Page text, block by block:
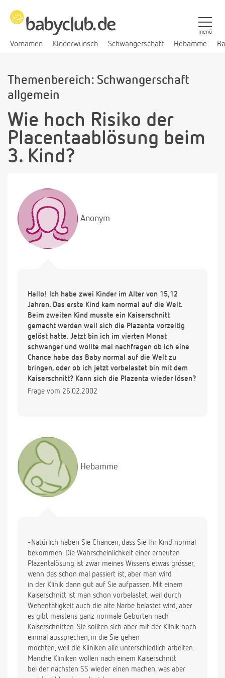
Vornamen Kinderwunsch Schwangerschaft Hebamme
menü
Themenbereich: Schwangerschaft
allgemein
Wie hoch Risiko der
Placentaablösung beim
3. Kind?
Anonym
Hallo! Ich habe zwei Kinder im Alter von 15,12
Jahren. Das erste Kind kam normal auf die Welt.
Beim zweiten Kind musste ein Kaiserschnitt
gemacht werden weil sich die Plazenta vorzeitig
gelöst hatte. Jetzt bin ich im vierten Monat
schwanger und wollte mal nachfragen ob ich eine
Chance habe das Baby normal auf die Welt zu
bringen, oder ob ich jetzt vorbelastet bin mit dem
Kaiserschnitt? Kann sich die Plazenta wieder lösen?
Frage vom 26.02.2002
Hebamme
-Natürlich haben Sie Chancen, dass Sie Ihr Kind normal
bekommen. Die Wahrscheinlichkeit einer erneuten
Plazentalösung ist zwar meines Wissens etwas grösser,
wenn das schon mal passiert ist, aber man wird
in der Klinik dann gut auf Sie aufpassen. Mit einem
Kaiserschnitt ist man schon vorbelastet, weil durch
Wehentätigkeit auch die alte Narbe belastet wird, aber
es gibt meistens ganz normale Geburten nach
Kaiserschnitten. Sie sollten sich aber mit der Klinik noch
einmal aussprechen, in die Sie gehen
möchten, weil die Kliniken alle unterschiedlich arbeiten.
Manche Kliniken wollen nach einem Kaiserschnitt
bei der nächsten SS wieder einen machen, was aber